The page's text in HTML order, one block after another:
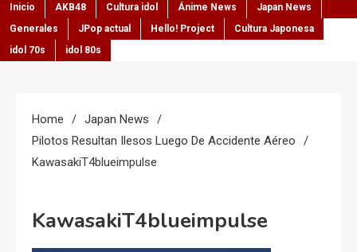
Inicio AKB48 Cultura idol Ánime News
Japan News
Generales
JPop actual Hello! Project
Cultura Japonesa
idol 70s
idol 80s
Home
Japan News
Pilotos Resultan Ilesos Luego De Accidente Aéreo
KawasakiT4blueimpulse
KawasakiT4blueimpulse